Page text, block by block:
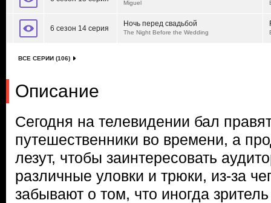
Miguel
6 сезон 14 серия
Ночь перед свадьбой
The Night Before the Wedding
ВСЕ СЕРИИ (106)
Описание
Сегодня на телевидении бал
путешественники во времени, а
лезут, чтобы заинтересовать
различные уловки и трюки, из-за
забывают о том, что иногда